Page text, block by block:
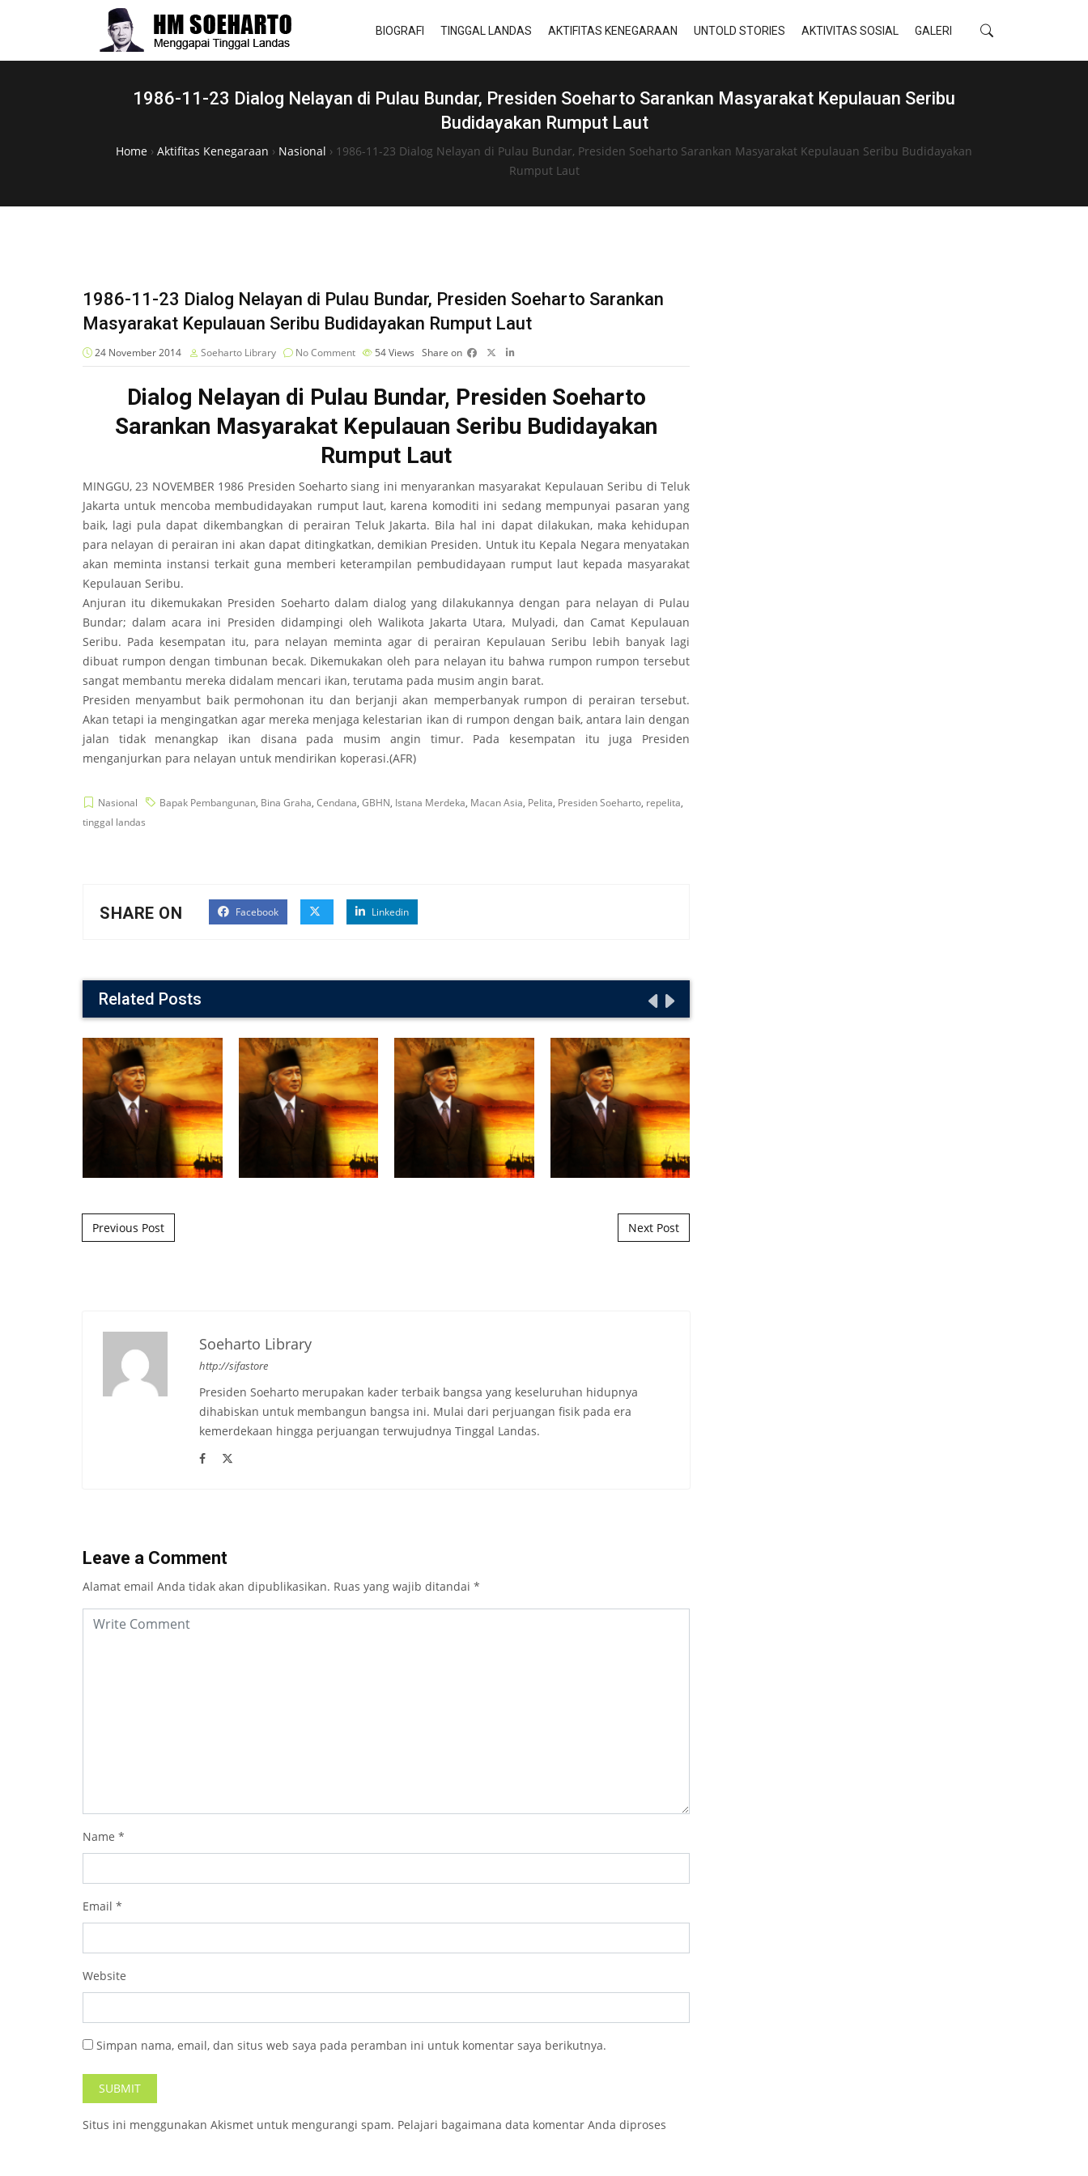
BIOGRAFI TINGGAL LANDAS AKTIFITAS KENEGARAAN UNTOLD STORIES AKTIVITAS SOSIAL GALERI
1986-11-23 Dialog Nelayan di Pulau Bundar, Presiden Soeharto Sarankan Masyarakat Kepulauan Seribu
Budidayakan Rumput Laut
Home › Aktifitas Kenegaraan › Nasional › 1986-11-23 Dialog Nelayan di Pulau Bundar, Presiden Soeharto Sarankan Masyarakat Kepulauan Seribu Budidayakan
Rumput Laut
1986-11-23 Dialog Nelayan di Pulau Bundar, Presiden Soeharto Sarankan
Masyarakat Kepulauan Seribu Budidayakan Rumput Laut
24 November 2014 Soeharto Library No Comment 54Views Share on
Dialog Nelayan di Pulau Bundar, Presiden Soeharto
Sarankan Masyarakat Kepulauan Seribu Budidayakan
Rumput Laut
MINGGU, 23 NOVEMBER 1986 Presiden Soeharto siang ini menyarankan masyarakat Kepulauan Seribu di Teluk
Jakarta untuk mencoba membudidayakan rumput laut, karena komoditi ini sedang mempunyai pasaran yang
baik, lagi pula dapat dikembangkan di perairan Teluk Jakarta. Bila hal ini dapat dilakukan, maka kehidupan
para nelayan di perairan ini akan dapat ditingkatkan, demikian Presiden. Untuk itu Kepala Negara menyatakan
akan meminta instansi terkait guna memberi keterampilan pembudidayaan rumput laut kepada masyarakat
Kepulauan Seribu.
Anjuran itu dikemukakan Presiden Soeharto dalam dialog yang dilakukannya dengan para nelayan di Pulau
Bundar; dalam acara ini Presiden didampingi oleh Walikota Jakarta Utara, Mulyadi, dan Camat Kepulauan
Seribu. Pada kesempatan itu, para nelayan meminta agar di perairan Kepulauan Seribu lebih banyak lagi
dibuat rumpon dengan timbunan becak. Dikemukakan oleh para nelayan itu bahwa rumpon­ rumpon tersebut
sangat membantu mereka didalam mencari ikan, terutama pada musim angin barat.
Presiden menyambut baik permohonan itu dan berjanji akan memperbanyak rumpon di perairan tersebut.
Akan tetapi ia mengingatkan agar mereka menjaga kelestarian ikan di rumpon dengan baik, antara lain dengan
jalan tidak menangkap ikan disana pada musim angin timur. Pada kesempatan itu juga Presiden
menganjurkan para nelayan untuk mendirikan koperasi.(AFR)
Nasional Bapak Pembangunan, Bina Graha, Cendana, GBHN, Istana Merdeka, Macan Asia, Pelita, Presiden Soeharto, repelita,
tinggal landas
SHARE ON Facebook Linkedin
Related Posts
Post navigation
Previous Post Next Post
Soeharto Library
http://sifastore
Presiden Soeharto merupakan kader terbaik bangsa yang keseluruhan hidupnya
dihabiskan untuk membangun bangsa ini. Mulai dari perjuangan fisik pada era
kemerdekaan hingga perjuangan terwujudnya Tinggal Landas.
Leave a Comment
Alamat email Anda tidak akan dipublikasikan. Ruas yang wajib ditandai *
Name *
Email *
Website
Simpan nama, email, dan situs web saya pada peramban ini untuk komentar saya berikutnya.
Situs ini menggunakan Akismet untuk mengurangi spam. Pelajari bagaimana data komentar Anda diproses